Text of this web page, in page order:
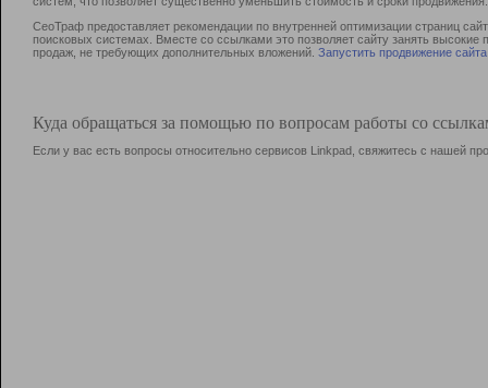
СеоТраф предоставляет рекомендации по внутренней оптимизации страниц
поисковых системах. Вместе со ссылками это позволяет сайту занять
продаж, не требующих дополнительных вложений. Запустить продвижение сайта
Куда обращаться за помощью по вопросам работы со
Если у вас есть вопросы относительно сервисов Linkpad, свяжитесь с нашей